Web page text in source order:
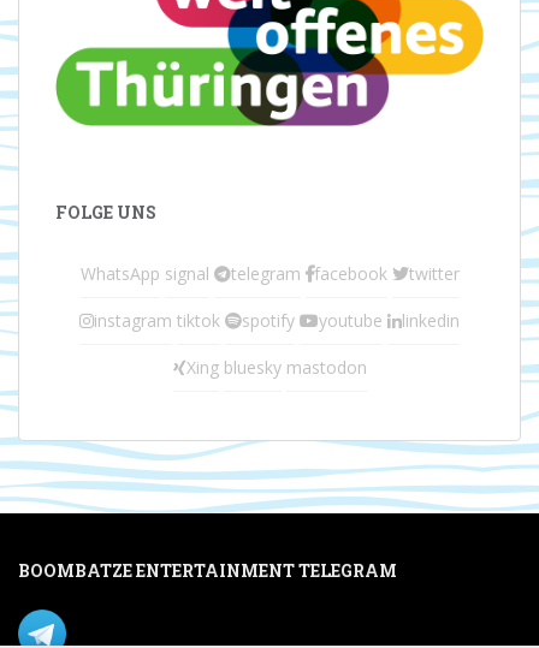
FOLGE UNS
WhatsApp signal telegram facebook twitter
instagram tiktok spotify youtube linkedin
Xing bluesky mastodon
BOOMBATZE ENTERTAINMENT TELEGRAM